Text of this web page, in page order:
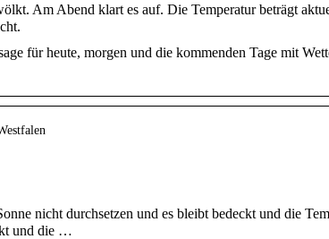
Am Abend klart es auf. Die Temperatur beträgt
für heute, morgen und die kommenden Tage mit
nicht durchsetzen und es bleibt bedeckt und die
und die …